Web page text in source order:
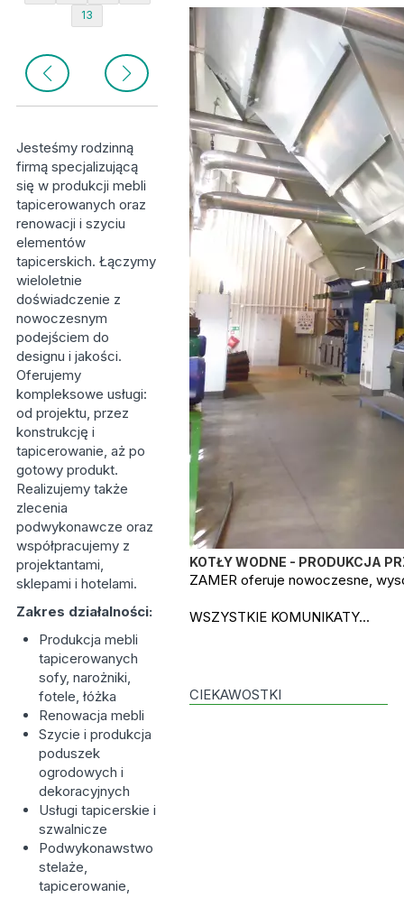
13
Jesteśmy rodzinną
firmą specjalizującą
się w produkcji mebli
tapicerowanych oraz
renowacji i szyciu
elementów
tapicerskich. Łączymy
wieloletnie
doświadczenie z
nowoczesnym
podejściem do
designu i jakości.
Oferujemy
kompleksowe usługi:
od projektu, przez
konstrukcję i
tapicerowanie, aż po
gotowy produkt.
Realizujemy także
zlecenia
podwykonawcze oraz
współpracujemy z
projektantami,
sklepami i hotelami.
Zakres działalności:
Produkcja mebli
tapicerowanych
sofy, narożniki,
fotele, łóżka
Renowacja mebli
Szycie i produkcja
poduszek
ogrodowych i
dekoracyjnych
Usługi tapicerskie i
szwalnicze
Podwykonawstwo
stelaże,
tapicerowanie,
KOTŁY WODNE - PRODUKCJA
ZAMER oferuje nowoczesne,
WSZYSTKIE KOMUNIKATY...
CIEKAWOSTKI